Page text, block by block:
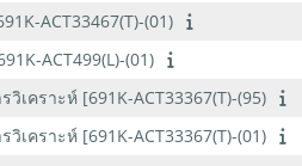
ACT33467(T)-(01)
ACT499(L)-(01)
วิเคราะห์ [691K-ACT33367(T)-(95)
วิเคราะห์ [691K-ACT33367(T)-(01)